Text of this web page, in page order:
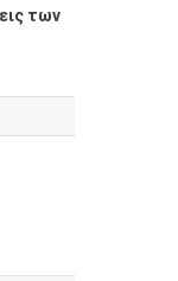
των